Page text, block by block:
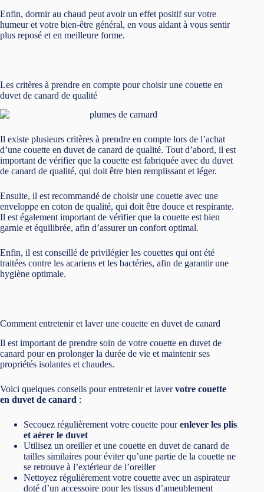
Enfin, dormir au chaud peut avoir un effet positif sur votre
humeur et votre bien-être général, en vous aidant à vous sentir
plus reposé et en meilleure forme.
Les critères à prendre en compte pour choisir une couette en
duvet de canard de qualité
Il existe plusieurs critères à prendre en compte lors de l’achat
d’une couette en duvet de canard de qualité. Tout d’abord, il est
important de vérifier que la couette est fabriquée avec du duvet
de canard de qualité, qui doit être bien remplissant et léger.
Ensuite, il est recommandé de choisir une couette avec une
enveloppe en coton de qualité, qui doit être douce et respirante.
Il est également important de vérifier que la couette est bien
garnie et équilibrée, afin d’assurer un confort optimal.
Enfin, il est conseillé de privilégier les couettes qui ont été
traitées contre les acariens et les bactéries, afin de garantir une
hygiène optimale.
Comment entretenir et laver une couette en duvet de canard
Il est important de prendre soin de votre couette en duvet de
canard pour en prolonger la durée de vie et maintenir ses
propriétés isolantes et chaudes.
Voici quelques conseils pour entretenir et lavervotre couette
en duvet de canard :
Secouez régulièrement votre couette pourenlever les plis
et aérer le duvet
Utilisez un oreiller et une couette en duvet de canard de
tailles similaires pour éviter qu’une partie de la couette ne
se retrouve à l’extérieur de l’oreiller
Nettoyez régulièrement votre couette avec un aspirateur
doté d’un accessoire pour les tissus d’ameublement